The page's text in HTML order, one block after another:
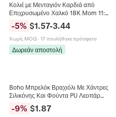
Κολιέ με Μενταγιόν Καρδιά από
Επιχρυσωμένο Χαλκό 18K Mom 11:11
Γιορτή της Μητέρας Γυναικεία
Κοσμήματα
-5% $1.57-3.44
Χωρίς MOQ · 17 πουλήθηκε πρόσφατα
Δωρεάν αποστολή
Boho Μπρελόκ Βραχιόλι Με Χάντρες
Σιλικόνης Και Φούντα PU Λεοπάρ
Φλοράλ Δώρο Για Τη Μαμά
Αξεσουάρ Μόδας Για Γυναίκες
-9% $1.87